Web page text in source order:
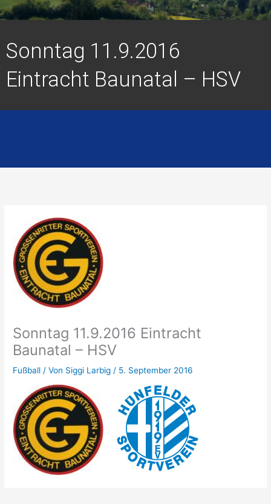
Sonntag 11.9.2016
Eintracht Baunatal – HSV
Sonntag 11.9.2016 Eintracht
Baunatal – HSV
Fußball / Von Siggi Larbig / 5. September 2016